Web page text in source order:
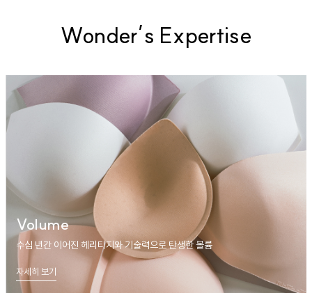
Wonder’s Expertise
Volume
수십 년간 이어진 헤리티지와 기술력으로 탄생한 볼륨
자세히 보기